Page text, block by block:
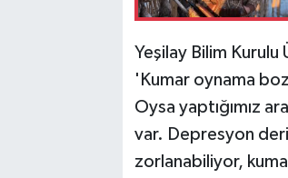
Yeşilay Bilim
'Kumar oynama
Oysa yaptığımız
var. Depresyon
zorlanabiliyor,